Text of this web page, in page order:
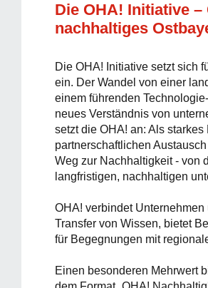
Die OHA! Initiative
nachhaltiges
Die OHA! Initiative setzt sich
ein. Der Wandel von einer
einem führenden
neues Verständnis von
setzt die OHA! an: Als
partnerschaftlichen
Weg zur Nachhaltigkeit - von
langfristigen, nachhaltigen
OHA! verbindet
Transfer von Wissen, bietet
für Begegnungen mit
Einen besonderen Mehrwert